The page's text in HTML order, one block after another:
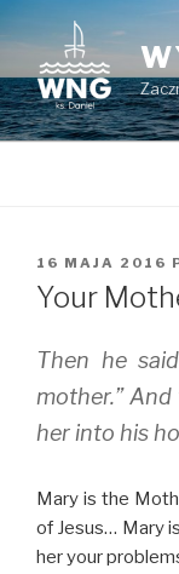
Przeskocz
do
treści
W
16 MAJA 2016
Your
Then he
mother.”
her into his
Mary is the
of Jesus… Mary
her your